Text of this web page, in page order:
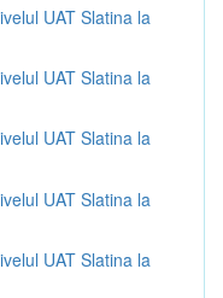
UAT Slatina la
UAT Slatina la
UAT Slatina la
UAT Slatina la
UAT Slatina la